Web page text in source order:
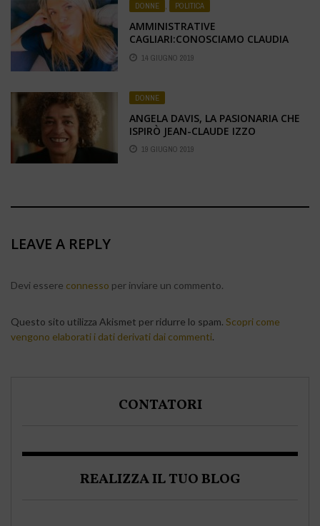
DONNE , POLITICA
AMMINISTRATIVE
CAGLIARI:CONOSCIAMO CLAUDIA
CONTI
14 GIUGNO 2019
DONNE
ANGELA DAVIS, LA PASIONARIA CHE
ISPIRÒ JEAN-CLAUDE IZZO
19 GIUGNO 2019
LEAVE A REPLY
Devi essere connesso per inviare un commento.
Questo sito utilizza Akismet per ridurre lo spam. Scopri come
vengono elaborati i dati derivati dai commenti.
CONTATORI
REALIZZA IL TUO BLOG